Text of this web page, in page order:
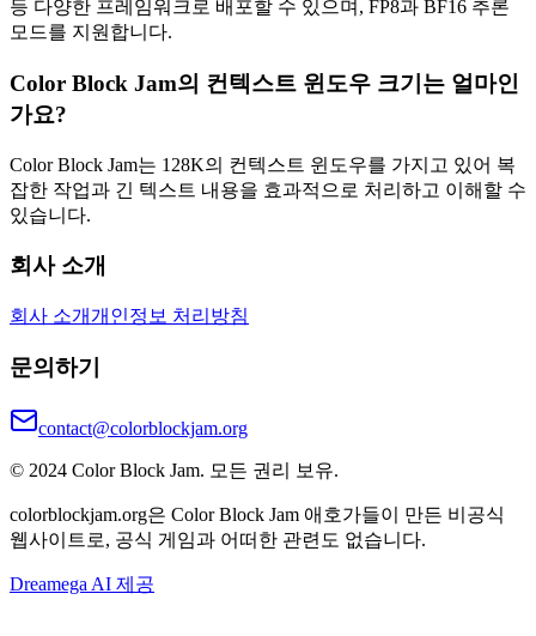
등 다양한 프레임워크로 배포할 수 있으며, FP8과 BF16 추론
모드를 지원합니다.
Color Block Jam의 컨텍스트 윈도우 크기는 얼마인
가요?
Color Block Jam는 128K의 컨텍스트 윈도우를 가지고 있어 복
잡한 작업과 긴 텍스트 내용을 효과적으로 처리하고 이해할 수
있습니다.
회사 소개
회사 소개개인정보 처리방침
문의하기
contact@colorblockjam.org
© 2024 Color Block Jam. 모든 권리 보유.
colorblockjam.org은 Color Block Jam 애호가들이 만든 비공식
웹사이트로, 공식 게임과 어떠한 관련도 없습니다.
Dreamega AI 제공